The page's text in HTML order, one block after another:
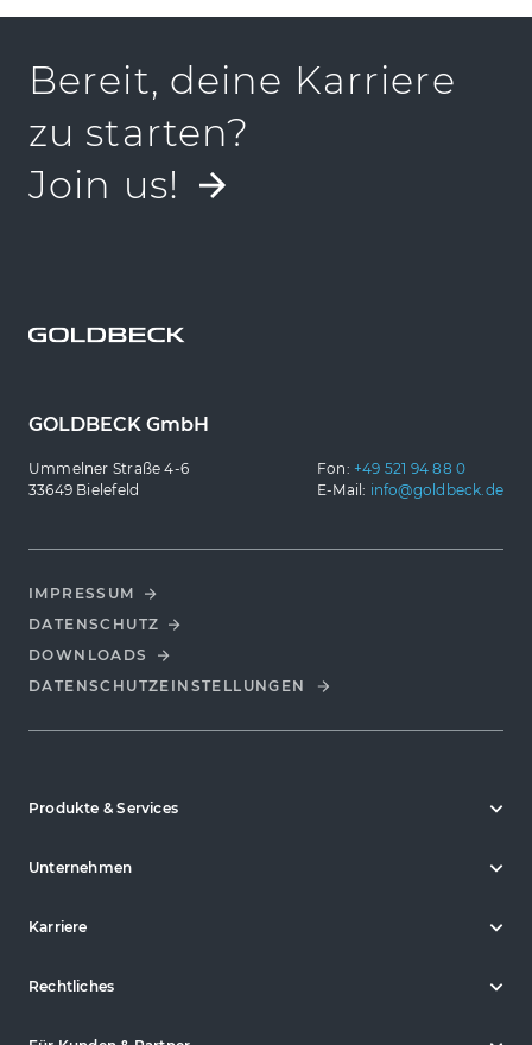
Fon:
+49 521 948833 00
E-Mail: property-services@goldbeck.de
Bereit, deine Karriere
zu starten?
Join us!
GOLDBECK GmbH
Ummelner Straße 4-6
33649 Bielefeld
Fon: +49 521 94 88 0
E-Mail: info@goldbeck.de
IMPRESSUM
DATENSCHUTZ
DOWNLOADS
DATENSCHUTZ­EINSTELLUNGEN
Produkte & Services
Unternehmen
Karriere
Rechtliches